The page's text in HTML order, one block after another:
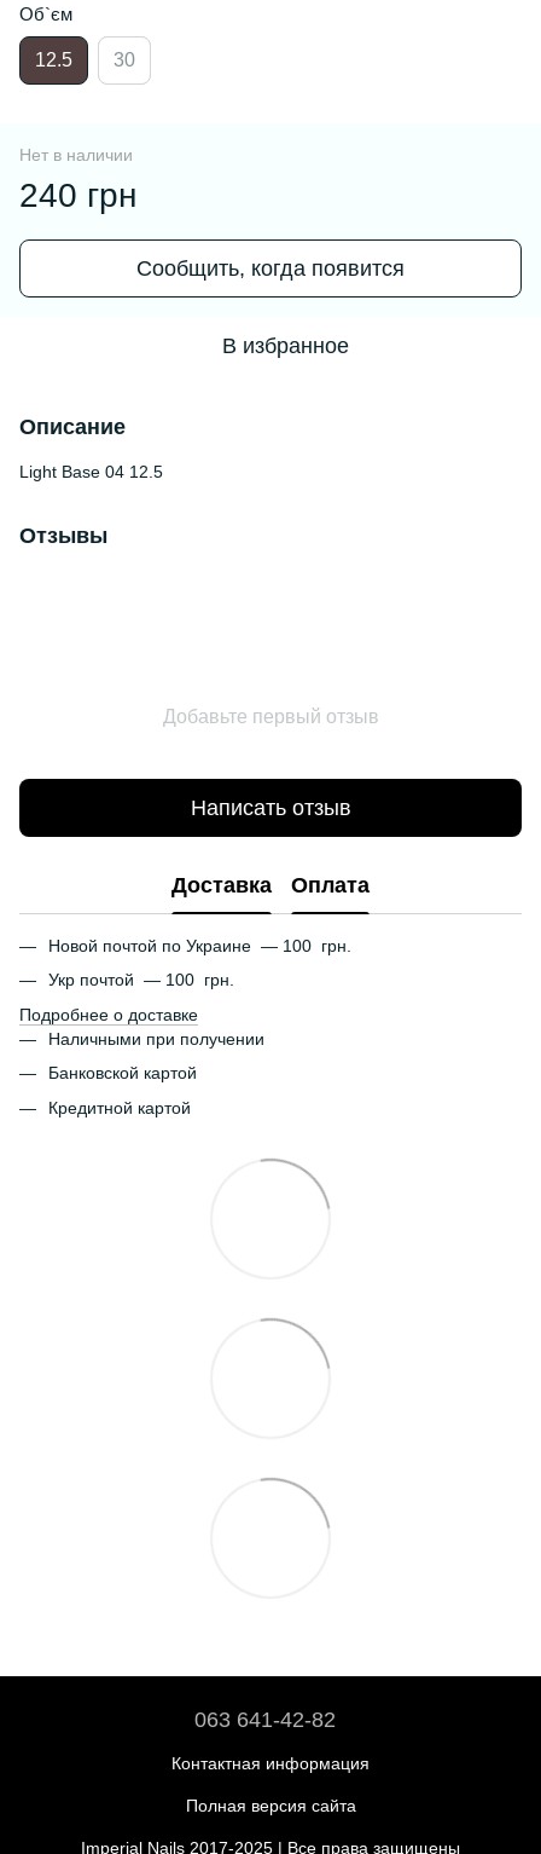
Об`єм
12.5 30
Нет в наличии
240 грн
Сообщить, когда появится
В избранное
Описание
Light Base 04 12.5
Отзывы
Добавьте первый отзыв
Написать отзыв
Доставка Оплата
Новой почтой по Украине — 100 грн.
Укр почтой — 100 грн.
Подробнее о доставке
Наличными при получении
Банковской картой
Кредитной картой
063 641-42-82
Контактная информация
Полная версия сайта
Imperial Nails 2017-2025 | Все права защищены